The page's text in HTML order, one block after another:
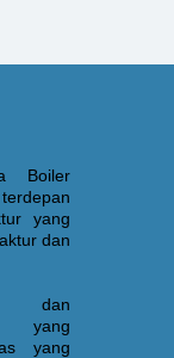
Boiler
yang
dan
dan
yang
yang